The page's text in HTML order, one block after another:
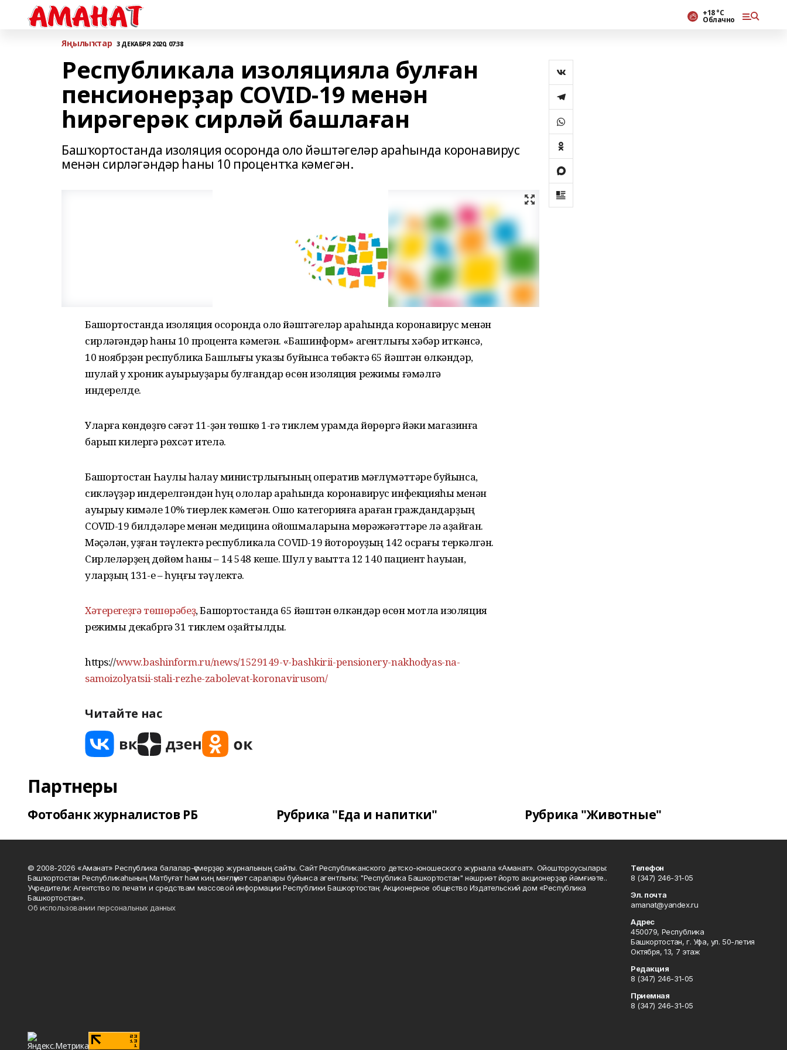
+18 °С
Облачно
Яңылыҡтар 3 ДЕКАБРЯ 2020, 07:38
Республикала изоляцияла булған
пенсионерҙар COVID-19 менән
һирәгерәк сирләй башлаған
Башҡортостанда изоляция осоронда оло йәштәгеләр араһында коронавирус
менән сирләгәндәр һаны 10 процентҡа кәмегән.
Башҡортостанда изоляция осоронда оло йәштәгеләр араһында коронавирус менән
сирләгәндәр һаны 10 процентҡа кәмегән. «Башинформ» агентлығы хәбәр иткәнсә,
10 ноябрҙән республика Башлығы указы буйынса төбәктә 65 йәштән өлкәндәр,
шулай уҡ хроник ауырыуҙары булғандар өсөн изоляция режимы ғәмәлгә
индерелде.
Уларға көндөҙгө сәғәт 11-ҙән төшкө 1-гә тиклем урамда йөрөргә йәки магазинға
барып килергә рөхсәт ителә.
Башҡортостан Һаулыҡ һаҡлау министрлығының оператив мәғлүмәттәре буйынса,
сикләүҙәр индерелгәндән һуң ололар араһында коронавирус инфекцияһы менән
ауырыу кимәле 10% тиерлек кәмегән. Ошо категорияға ҡараған граждандарҙың
COVID-19 билдәләре менән медицина ойошмаларына мөрәжәғәттәре лә аҙайған.
Мәҫәлән, уҙған тәүлектә республикала COVID-19 йоҡтороуҙың 142 осрағы теркәлгән.
Сирлеләрҙең дөйөм һаны – 14 548 кеше. Шул уҡ ваҡытта 12 140 пациент һауыҡҡан,
уларҙың 131-е – һуңғы тәүлектә.
Хәтерегеҙгә төшөрәбеҙ, Башҡортостанда 65 йәштән өлкәндәр өсөн мотлаҡ изоляция
режимы декабргә 31 тиклем оҙайтылды.
https://www.bashinform.ru/news/1529149-v-bashkirii-pensionery-nakhodyas-na-
samoizolyatsii-stali-rezhe-zabolevat-koronavirusom/
Читайте нас
Партнеры
Фотобанк журналистов РБ Рубрика "Еда и напитки" Рубрика "Животные"
© 2008-2026 «Аманат» Республика балалар-үҫмерҙәр журналының сайты. Сайт Республиканского детско-юношеского журнала «Аманат». Ойоштороусылары:
Башҡортостан Республикаһының Матбуғат һәм киң мәғлүмәт саралары буйынса агентлығы; "Республика Башкортостан" нәшриәт йорто акционерҙар йәмғиәте..
Учредители: Агентство по печати и средствам массовой информации Республики Башкортостан; Акционерное общество Издательский дом «Республика
Башкортостан».
Об использовании персональных данных
Телефон
8 (347) 246-31-05
Эл. почта
amanat@yandex.ru
Адрес
450079, Республика
Башкортостан, г. Уфа, ул. 50-летия
Октября, 13, 7 этаж
Редакция
8 (347) 246-31-05
Приемная
8 (347) 246-31-05